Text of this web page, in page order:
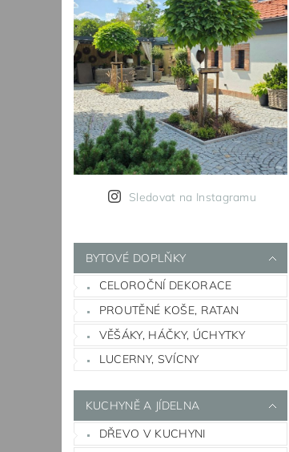
Sledovat na Instagramu
BYTOVÉ DOPLŇKY
CELOROČNÍ DEKORACE
PROUTĚNÉ KOŠE, RATAN
VĚŠÁKY, HÁČKY, ÚCHYTKY
LUCERNY, SVÍCNY
KUCHYNĚ A JÍDELNA
DŘEVO V KUCHYNI